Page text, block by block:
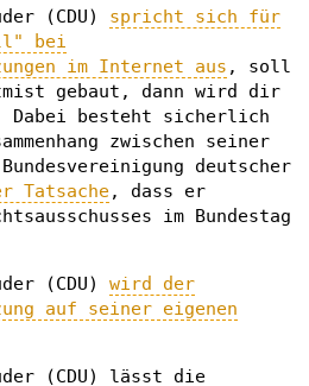
(CDU) spricht sich für
bei
im Internet aus , soll
gebaut, dann wird dir
Dabei besteht sicherlich
zwischen seiner
deutscher
Tatsache, dass er
im Bundestag
(CDU) wird der
auf seiner eigenen
(CDU) lässt die